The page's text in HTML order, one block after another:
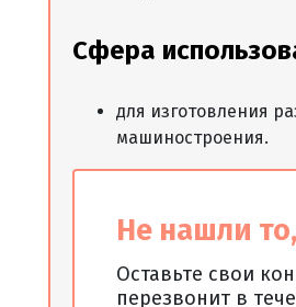
Сфера
для изготовления
машиностроения.
Не нашли
Оставьте свои
перезвонит в